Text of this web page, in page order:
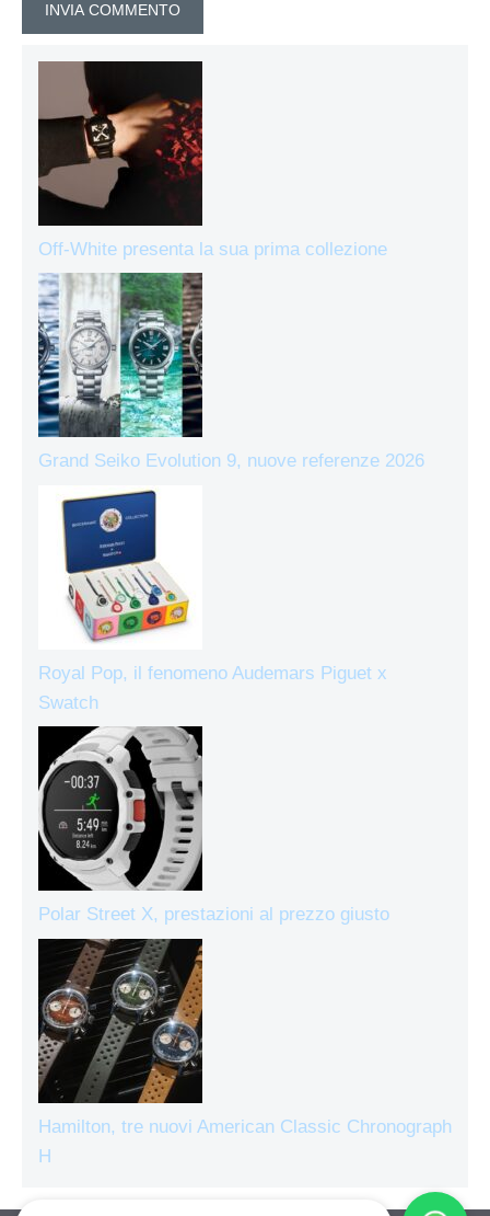
Off-White presenta la sua prima collezione
Grand Seiko Evolution 9, nuove referenze 2026
Royal Pop, il fenomeno Audemars Piguet x
Swatch
Polar Street X, prestazioni al prezzo giusto
Hamilton, tre nuovi American Classic Chronograph
H